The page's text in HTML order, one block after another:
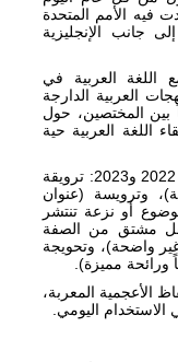
فيه الأمم المتحدة
لغةً رسمية سادسة عام 1973، إلى جانب الإنجليزية
اللغة العربية في
العربية الدارجة
بين المختصين، حول
اللغة العربية حية
ومن بين الكلمات التي أضيفت خلال عامي 2022 و2023: ترويقة
وترويسة (عنوان
أو نزعة تنتشر
مشتق من الصفة
واضحة)، وتحويجة
مميزة).
الأعجمية المعربة،
الاستخدام اليومي.